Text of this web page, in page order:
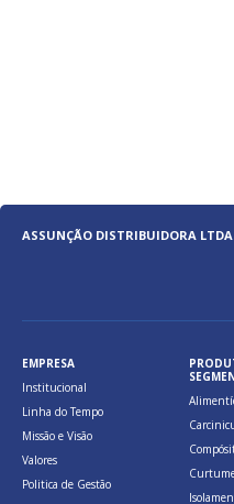
ASSUNÇÃO DISTRIBUIDORA
EMPRESA
Institucional
Linha do Tempo
Missão e Visão
Valores
Politica de Gestão